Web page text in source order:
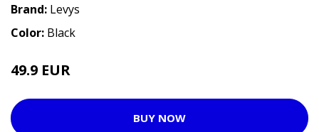
Brand: Levys
Color: Black
49.9 EUR
BUY NOW